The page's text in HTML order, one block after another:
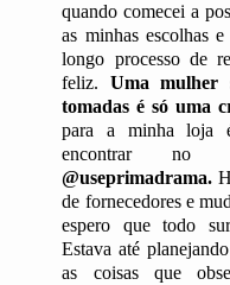
quando comecei a
as minhas escolhas
longo processo de
feliz. Uma mulher
tomadas é só uma
para a minha loja
encontrar no
@useprimadrama.
de fornecedores e
espero que todo
Estava até
as coisas que